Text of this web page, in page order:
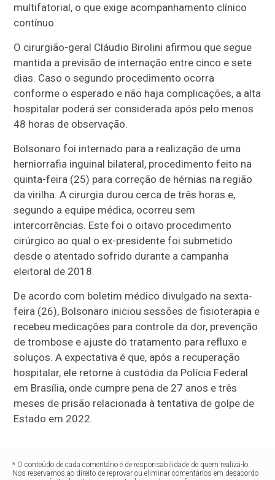
multifatorial, o que exige acompanhamento clínico
contínuo.
O cirurgião-geral Cláudio Birolini afirmou que segue
mantida a previsão de internação entre cinco e sete
dias. Caso o segundo procedimento ocorra
conforme o esperado e não haja complicações, a alta
hospitalar poderá ser considerada após pelo menos
48 horas de observação.
Bolsonaro foi internado para a realização de uma
herniorrafia inguinal bilateral, procedimento feito na
quinta-feira (25) para correção de hérnias na região
da virilha. A cirurgia durou cerca de três horas e,
segundo a equipe médica, ocorreu sem
intercorrências. Este foi o oitavo procedimento
cirúrgico ao qual o ex-presidente foi submetido
desde o atentado sofrido durante a campanha
eleitoral de 2018.
De acordo com boletim médico divulgado na sexta-
feira (26), Bolsonaro iniciou sessões de fisioterapia e
recebeu medicações para controle da dor, prevenção
de trombose e ajuste do tratamento para refluxo e
soluços. A expectativa é que, após a recuperação
hospitalar, ele retorne à custódia da Polícia Federal
em Brasília, onde cumpre pena de 27 anos e três
meses de prisão relacionada à tentativa de golpe de
Estado em 2022.
* O conteúdo de cada comentário é de responsabilidade de quem realizá-lo.
Nos reservamos ao direito de reprovar ou eliminar comentários em desacordo